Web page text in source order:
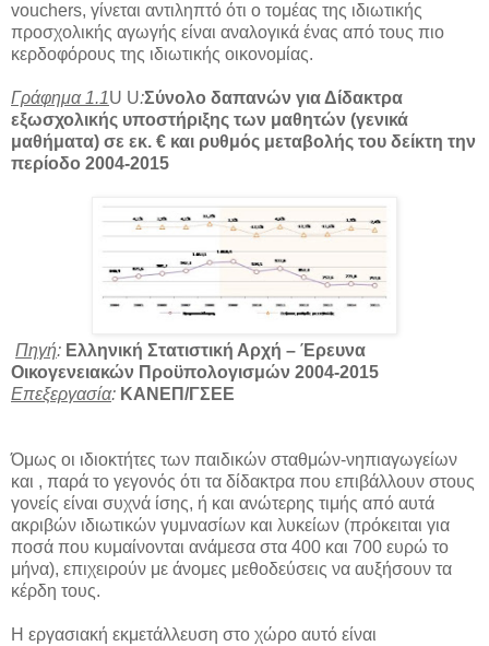
vouchers, γίνεται αντιληπτό ότι ο τομέας της ιδιωτικής
προσχολικής αγωγής είναι αναλογικά ένας από τους πιο
κερδοφόρους της ιδιωτικής οικονομίας.
Γράφημα 1.1U U:Σύνολο δαπανών για Δίδακτρα
εξωσχολικής υποστήριξης των μαθητών (γενικά
μαθήματα) σε εκ. € και ρυθμός μεταβολής του δείκτη την
περίοδο 2004-2015
Πηγή: Ελληνική Στατιστική Αρχή – Έρευνα
Οικογενειακών Προϋπολογισμών 2004-2015
Επεξεργασία: ΚΑΝΕΠ/ΓΣΕΕ
Όμως οι ιδιοκτήτες των παιδικών σταθμών-νηπιαγωγείων
και , παρά το γεγονός ότι τα δίδακτρα που επιβάλλουν στους
γονείς είναι συχνά ίσης, ή και ανώτερης τιμής από αυτά
ακριβών ιδιωτικών γυμνασίων και λυκείων (πρόκειται για
ποσά που κυμαίνονται ανάμεσα στα 400 και 700 ευρώ το
μήνα), επιχειρούν με άνομες μεθοδεύσεις να αυξήσουν τα
κέρδη τους.
Η εργασιακή εκμετάλλευση στο χώρο αυτό είναι